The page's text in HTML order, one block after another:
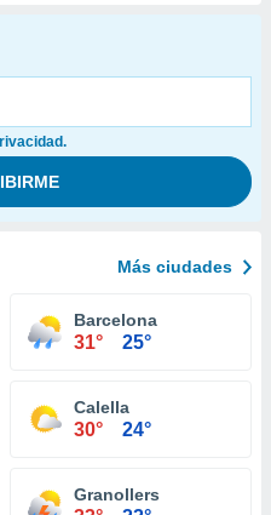
Más ciudades
Barcelona
31° 25°
Calella
30° 24°
Granollers